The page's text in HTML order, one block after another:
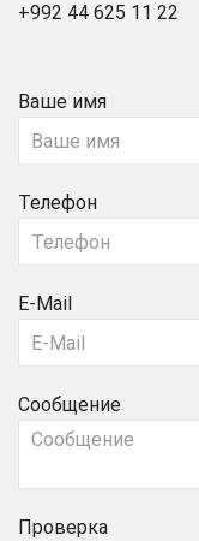
+992 44 625 11 22
Ваше имя
Телефон
E-Mail
Сообщение
Проверка